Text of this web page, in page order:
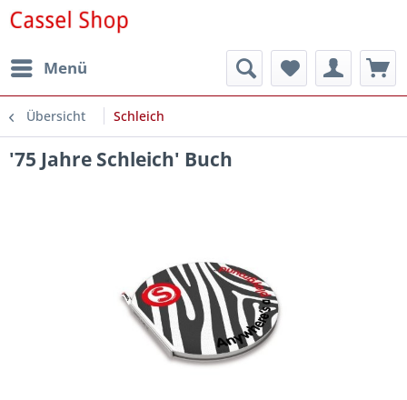
Menü
Übersicht Schleich
'75 Jahre Schleich' Buch